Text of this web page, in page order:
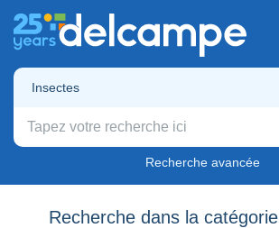
Insectes
Recherche avancée
Recherche dans la catégorie